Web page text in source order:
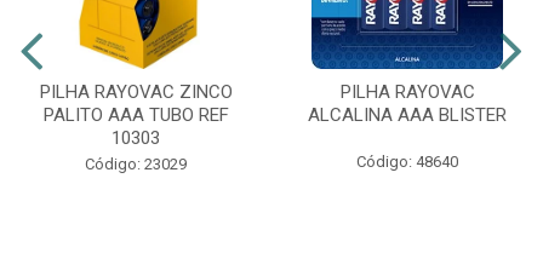
PILHA RAYOVAC ZINCO
PALITO AAA TUBO REF
10303
Código: 23029
PILHA RAYOVAC
ALCALINA AAA BLISTER
Código: 48640